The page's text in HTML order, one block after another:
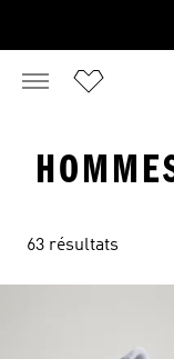
63 résultats